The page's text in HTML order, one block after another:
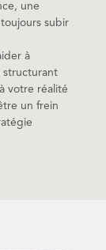
une
subir
à
structurant
votre réalité
un frein